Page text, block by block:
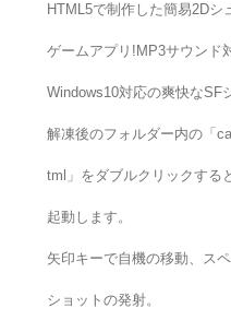
HTML5で制作した簡易2Dシ
ゲームアプリ!MP3サウンド
Windows10対応の爽快なSF
解凍後のフォルダー内の「
tml」をダブルクリックする
起動します。
矢印キーで自機の移動、ス
ショットの発射。